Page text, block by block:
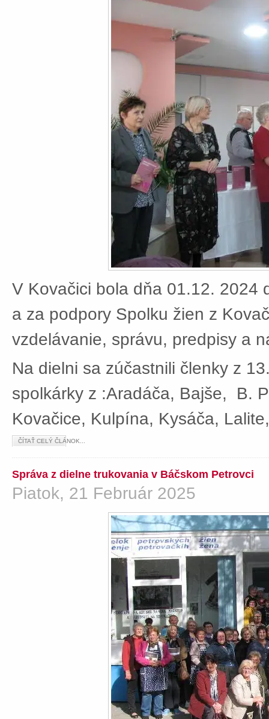
V Kovačici bola dňa 01.12. 2024
a za podpory Spolku žien z
vzdelávanie, správu, predpisy a
Na dielni sa zúčastnili členky z
spolkárky z :Aradáča, Bajše, B.
Kovačice, Kulpína, Kysáča,
ČÍTAŤ CELÝ ČLÁNOK...
Správa z dielne trukovania v Báčskom Petrovci
Piatok, 21 Február 2025